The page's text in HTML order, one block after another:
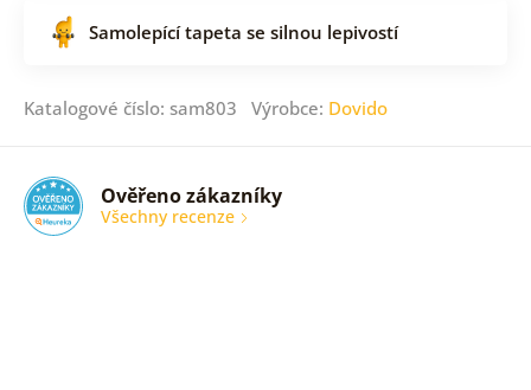
Samolepící tapeta se silnou lepivostí
Katalogové číslo: sam803 Výrobce: Dovido
Ověřeno zákazníky
Všechny recenze